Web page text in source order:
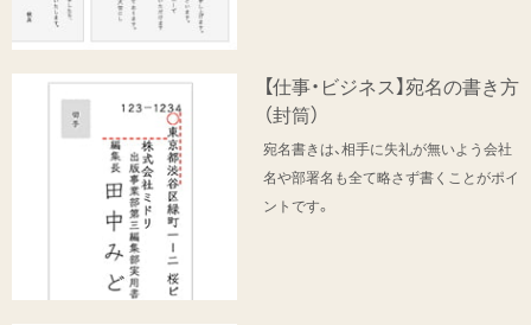
【仕事・ビジネス】宛名の書き方
（封筒）
宛名書きは、相手に失礼が無いよう会社
名や部署名も全て略さず書くことがポイ
ントです。